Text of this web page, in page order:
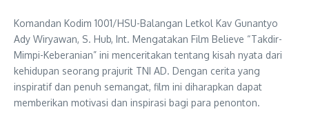
Komandan Kodim 1001/HSU-Balangan Letkol Kav Gunantyo
Ady Wiryawan, S. Hub, Int. Mengatakan Film Believe “Takdir-
Mimpi-Keberanian” ini menceritakan tentang kisah nyata dari
kehidupan seorang prajurit TNI AD. Dengan cerita yang
inspiratif dan penuh semangat, film ini diharapkan dapat
memberikan motivasi dan inspirasi bagi para penonton.